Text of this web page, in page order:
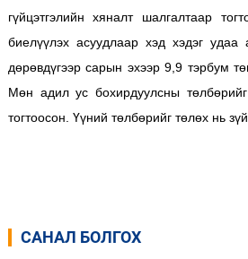
гүйцэтгэлийн хяналт шалгалтаар
биелүүлэх асуудлаар хэд хэдэг удаа
дөрөвдүгээр сарын эхээр 9,9 тэрбум
Мөн адил ус бохирдуулсны
тогтоосон. Үүний төлбөрийг төлөх нь
САНАЛ БОЛГОХ